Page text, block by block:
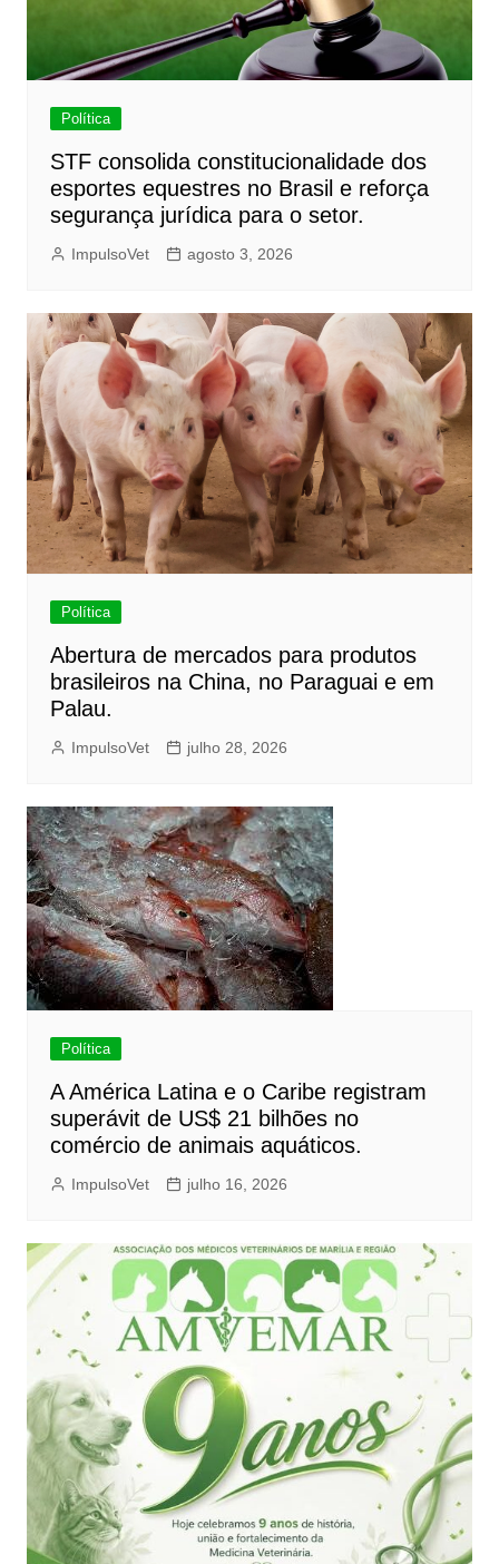
Política
STF consolida constitucionalidade dos
esportes equestres no Brasil e reforça
segurança jurídica para o setor.
ImpulsoVet agosto 3, 2026
Política
Abertura de mercados para produtos
brasileiros na China, no Paraguai e em
Palau.
ImpulsoVet julho 28, 2026
Política
A América Latina e o Caribe registram
superávit de US$ 21 bilhões no
comércio de animais aquáticos.
ImpulsoVet julho 16, 2026